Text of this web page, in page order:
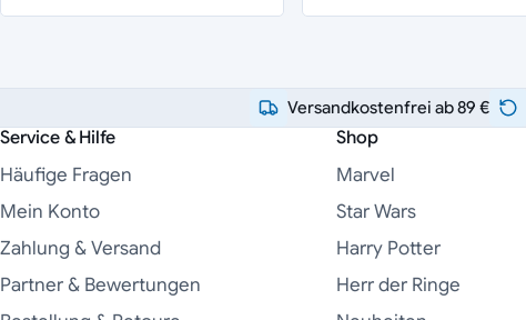
Versandkostenfrei ab 89 €
Service & Hilfe
Häufige Fragen
Mein Konto
Zahlung & Versand
Partner & Bewertungen
Shop
Marvel
Star Wars
Harry Potter
Herr der Ringe